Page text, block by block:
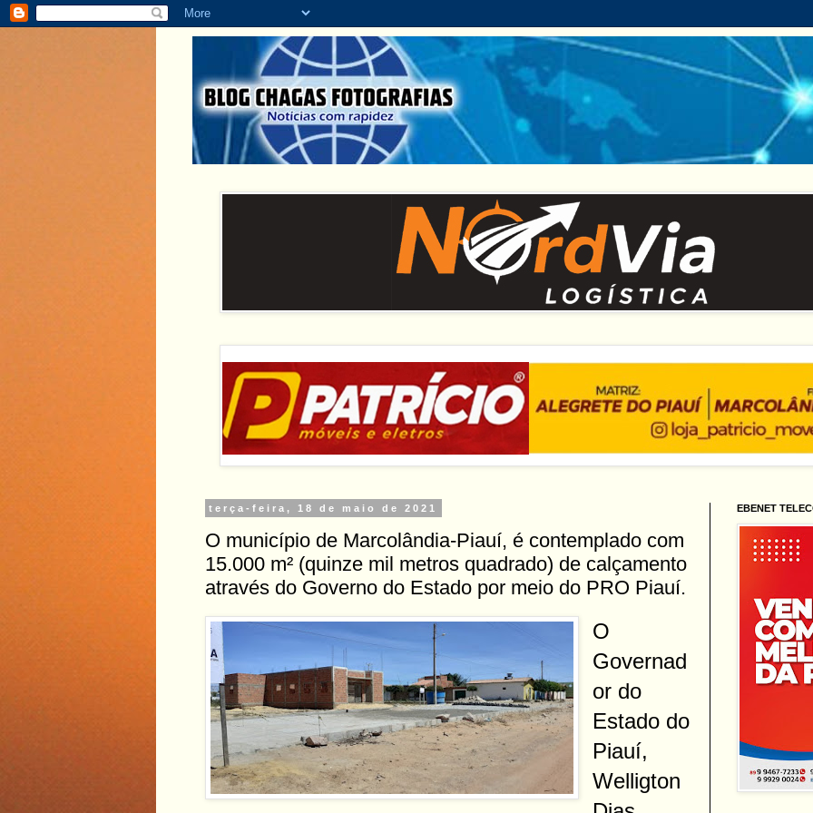
terça-feira, 18 de maio de 2021
O município de Marcolândia-Piauí, é contemplado com
15.000 m² (quinze mil metros quadrado) de calçamento
através do Governo do Estado por meio do PRO Piauí.
O
Governad
or do
Estado do
Piauí,
Welligton
EBENET